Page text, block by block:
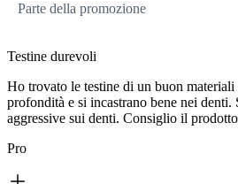
Parte della promozione
Testine durevoli
Ho trovato le testine di un buon materiali
profondità e si incastrano bene nei denti.
aggressive sui denti. Consiglio il
Pro